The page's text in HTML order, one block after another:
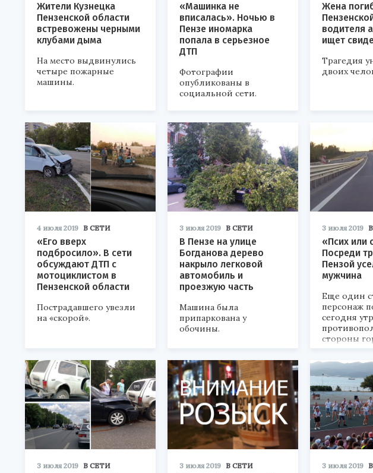
Жители Кузнецка
Пензенской области
встревожены черными
клубами дыма
На место выдвинулись
четыре пожарные
машины.
«Машинка не
вписалась». Ночью в
Пензе иномарка
попала в серьезное
ДТП
Фотографии
опубликованы в
социальной сети.
Жена
водителя
ищет
Трагедия
двоих
4 июля 2019 В СЕТИ
«Его вверх
подбросило». В сети
обсуждают ДТП с
мотоциклистом в
Пензенской области
Пострадавшего увезли
на «скорой».
3 июля 2019 В СЕТИ
В Пензе на улице
Богданова дерево
накрыло легковой
автомобиль и
проезжую часть
Машина была
припаркована у
обочины.
3 июля 2019
«Псих или
Посреди
Пензой
мужчина
Еще один
персонаж
сегодня
стороны
3 июля 2019 В СЕТИ 3 июля 2019 В СЕТИ 3 июля 2019